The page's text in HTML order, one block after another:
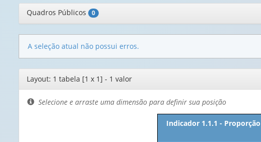
Quadros Públicos 0
A seleção atual não possui erros.
Editor
de
layout
Layout: 1 tabela [1 x 1] - 1 valor
Selecione e arraste uma dimensão para definir sua posição
Indicador 1.1.1 -